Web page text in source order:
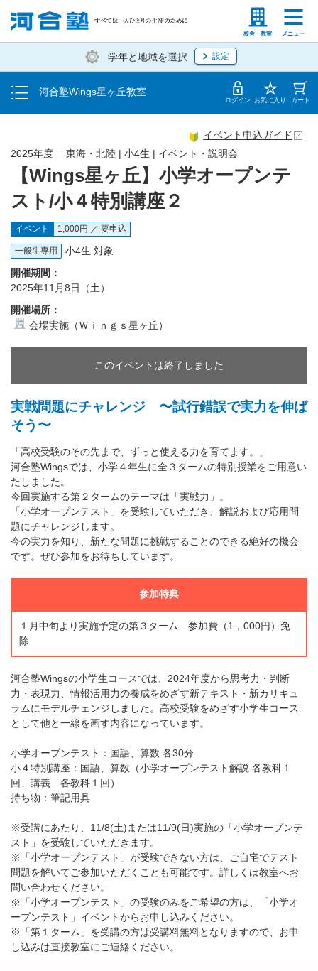
校舎・教室 メニュー
塾生の方 高等学校の先生
学年と地域を選択 設定
河合塾Wings星ヶ丘教室
トップ
地図・アクセス ログイン お気に入り カート
【Wings星ヶ丘】小学オープンテ
スト/小４特別講座２
2025年度 東海・北陸 | 小4生 | イベント・説明会
イベント申込ガイド
イベント 1,000円 ／ 要申込
一般生専用
小4生 対象
開催期間：
2025年11月8日（土）
開催場所：
会場実施（Ｗｉｎｇｓ星ヶ丘）
このイベントは終了しました
実戦問題にチャレンジ 〜試行錯誤で実力を伸ば
そう〜
「高校受験のその先まで、ずっと使える力を育てます。」
河合塾Wingsでは、小学４年生に全３タームの特別授業をご用意い
たしました。
今回実施する第２タームのテーマは「実戦力」。
「小学オープンテスト」を受験していただき、解説および応用問
題にチャレンジします。
今の実力を知り、新たな問題に挑戦することのできる絶好の機会
です。ぜひ参加をお待ちしています。
参加特典
１月中旬より実施予定の第３ターム 参加費（1，000円）免
除
河合塾Wingsの小学生コースでは、2024年度から思考力・判断
力・表現力、情報活用力の養成をめざす新テキスト・新カリキュ
ラムにモデルチェンジしました。高校受験をめざす小学生コース
として他と一線を画す内容になっています。
小学オープンテスト：国語、算数 各30分
小４特別講座：国語、算数（小学オープンテスト解説 各教科１
回、講義 各教科１回）
持ち物：筆記用具
※受講にあたり、11/8(土)または11/9(日)実施の「小学オープンテ
スト」を受験していただきます。
※「小学オープンテスト」が受験できない方は、ご自宅でテスト
問題を解いてご参加いただくことも可能です。詳しくは教室へお
問い合わせください。
※「小学オープンテスト」の受験のみをご希望の方は、「小学オ
ープンテスト」イベントからお申し込みください。
※「第１ターム」を受講の方は受講料無料となりますので、お申
し込みは直接教室にご連絡ください。